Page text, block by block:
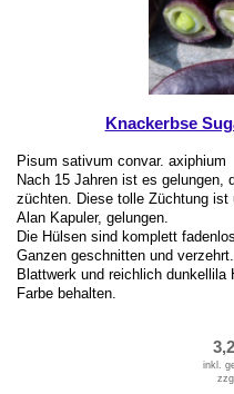
Knackerbse
Pisum sativum convar. axiphium
Nach 15 Jahren ist es gelungen,
züchten. Diese tolle Züchtung ist
Alan Kapuler, gelungen.
Die Hülsen sind komplett
Ganzen geschnitten und
Blattwerk und reichlich
Farbe behalten.
inkl.